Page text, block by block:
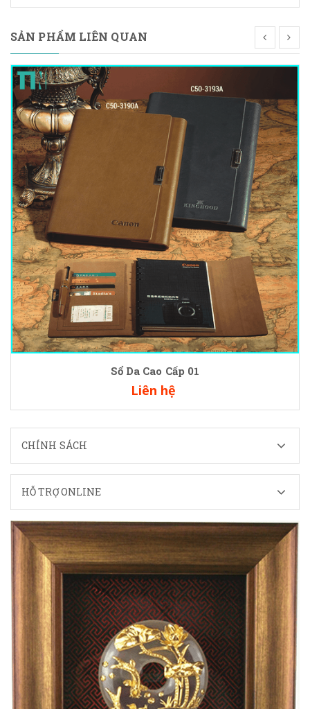
SẢN PHẨM LIÊN QUAN
Sổ Da Cao Cấp 01
Liên hệ
CHÍNH SÁCH
HỖ TRỢ ONLINE